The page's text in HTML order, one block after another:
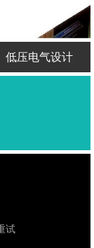
低压电气设计